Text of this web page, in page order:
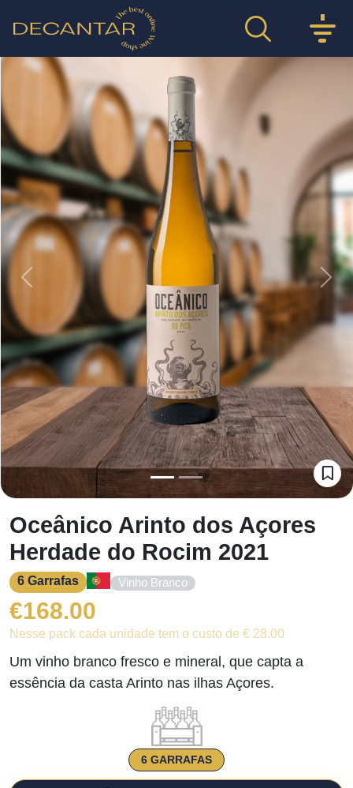
Previous
Oceânico Arinto dos Açores
Herdade do Rocim 2021
6 Garrafas Vinho Branco
€168.00
Nesse pack cada unidade tem o custo de € 28.00
Um vinho branco fresco e mineral, que capta a
essência da casta Arinto nas ilhas Açores.
6 GARRAFAS